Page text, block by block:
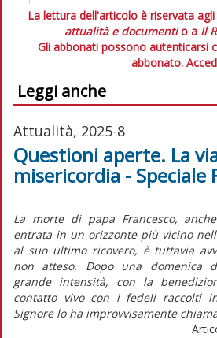
La lettura dell'articolo è riservata
attualità e documentio a Il
Gli abbonati possono autenticarsi
abbonato.
Leggi anche
Attualità, 2025-8
Questioni aperte. La
misericordia - Speciale
La morte di papa Francesco,
entrata in un orizzonte più vicino
al suo ultimo ricovero, è tuttavia
non atteso. Dopo una domenica
grande intensità, con la
contatto vivo con i fedeli raccolti
Signore lo ha improvvisamente